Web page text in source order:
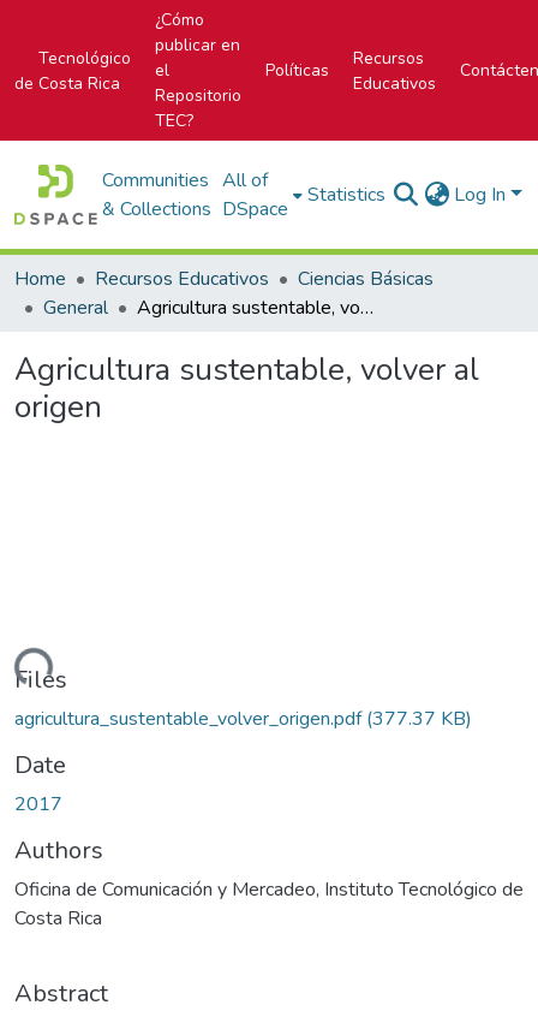
Tecnológico
de Costa Rica
¿Cómo
publicar en
el
Repositorio
TEC?
Políticas
Recursos
Educativos
Communities
& Collections
All of
DSpace
Statistics Log In
Home Recursos Educativos
Ciencias Básicas
General
Agricultura sustentable, volver al origen
Agricultura sustentable, volver al
origen
Files
agricultura_sustentable_volver_origen.pdf(377.37 KB)
Date
2017
Authors
Oficina de Comunicación y Mercadeo, Instituto Tecnológico de
Costa Rica
Abstract